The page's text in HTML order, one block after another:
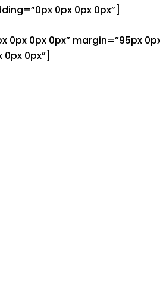
0px 0px 0px”]
0px 0px” margin=”95px
0px”]